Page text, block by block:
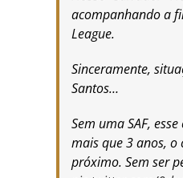
acompanhando a
League.
Sinceramente,
Santos…
Sem uma SAF,
mais que 3 anos, o
próximo. Sem ser